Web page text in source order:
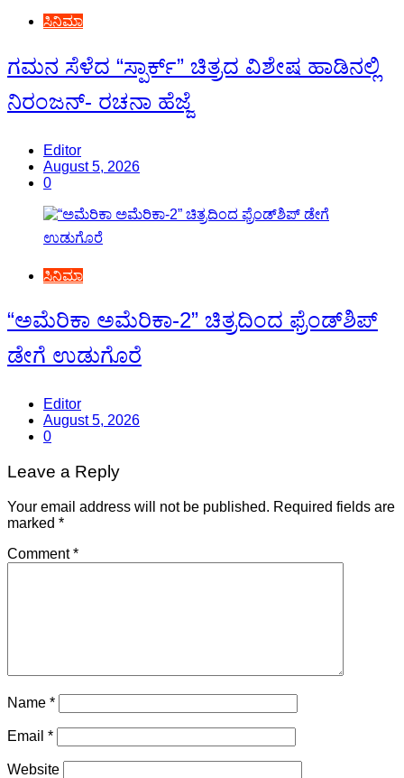
ಸಿನಿಮಾ
ಗಮನ ಸೆಳೆದ “ಸ್ಪಾರ್ಕ್” ಚಿತ್ರದ ವಿಶೇಷ ಹಾಡಿನಲ್ಲಿ
ನಿರಂಜನ್- ರಚನಾ ಹೆಜ್ಜೆ
Editor
August 5, 2026
0
ಸಿನಿಮಾ
“ಅಮೆರಿಕಾ ಅಮೆರಿಕಾ-2” ಚಿತ್ರದಿಂದ ಫ್ರೆಂಡ್‍ಶಿಪ್
ಡೇಗೆ ಉಡುಗೊರೆ
Editor
August 5, 2026
0
Leave a Reply
Your email address will not be published. Required fields are
marked *
Comment*
Name *
Email *
Website